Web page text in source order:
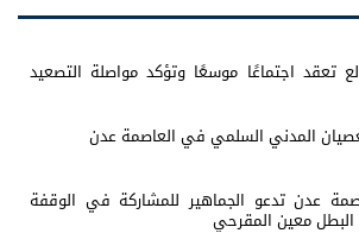
تعقد اجتماعًا موسعًا وتؤكد مواصلة التصعيد
المدني السلمي في العاصمة عدن
عدن تدعو الجماهير للمشاركة في الوقفة
البطل معين المقرحي